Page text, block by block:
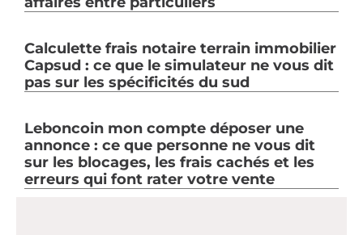
Calculette frais notaire terrain immobilier
Capsud : ce que le simulateur ne vous dit
pas sur les spécificités du sud
Leboncoin mon compte déposer une
annonce : ce que personne ne vous dit
sur les blocages, les frais cachés et les
erreurs qui font rater votre vente